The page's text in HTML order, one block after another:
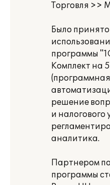
Торговля >>
Было
программы
Комплект на
решение
и налогового
аналитика.
Партнером
программы